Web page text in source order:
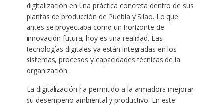
digitalización en una práctica concreta dentro de sus
plantas de producción de Puebla y Silao. Lo que
antes se proyectaba como un horizonte de
innovación futura, hoy es una realidad. Las
tecnologías digitales ya están integradas en los
sistemas, procesos y capacidades técnicas de la
organización.
La digitalización ha permitido a la armadora mejorar
su desempeño ambiental y productivo. En este